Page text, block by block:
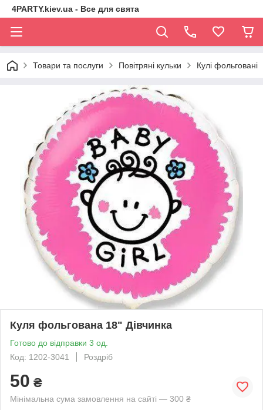
4PARTY.kiev.ua - Все для свята
Товари та послуги Повітряні кульки Кулі фольговані
Куля фольгована 18" Дівчинка
Готово до відправки 3 од.
Код: 1202-3041
Роздріб
50 ₴
Мінімальна сума замовлення на сайті — 300 ₴